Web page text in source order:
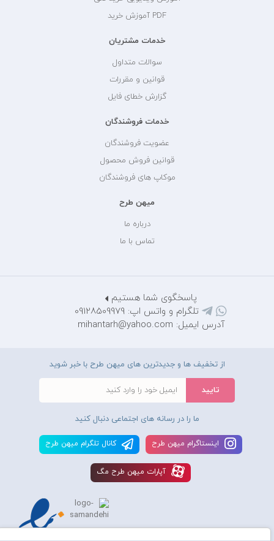
PDF آموزش خرید
خدمات مشتریان
سوالات متداول
قوانین و مقررات
گزارش خطای فایل
خدمات فروشندگان
عضویت فروشندگان
قوانین فروش محصول
موکاپ های فروشندگان
میهن طرح
درباره ما
تماس با ما
پاسخگوی شما هستیم
تلگرام و واتس اپ: 09128509979
آدرس ایمیل: mihantarh@yahoo.com
از تخفیف ها و جدیدترین های میهن طرح با خبر شوید
ما را در رسانه های اجتماعی دنبال کنید
اينستاگرام ميهن طرح کانال تلگرام ميهن طرح
آپارات ميهن طرح مگ